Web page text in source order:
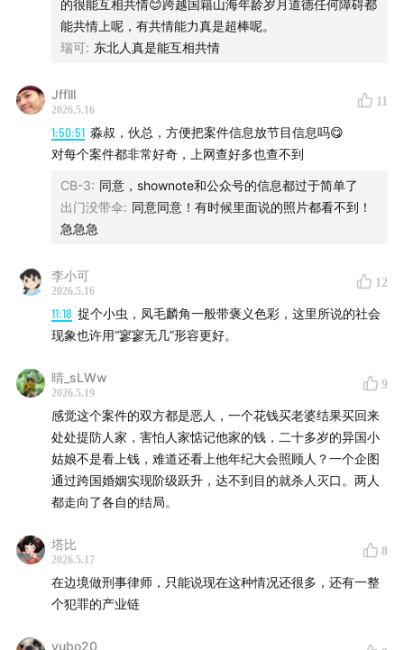
的很能互相共情😊跨越国籍山海年龄岁月道德任何障碍都
能共情上呢，有共情能力真是超棒呢。
瑞可: 东北人真是能互相共情
Jfflll
2026.5.16
11
1:50:51 淼叔，伙总，方便把案件信息放节目信息吗😋
对每个案件都非常好奇，上网查好多也查不到
CB-3: 同意，shownote和公众号的信息都过于简单了
出门没带伞: 同意同意！有时候里面说的照片都看不到！
急急急
李小可
2026.5.16
12
11:18 捉个小虫，凤毛麟角一般带褒义色彩，这里所说的社会
现象也许用“寥寥无几”形容更好。
晴_sLWw
2026.5.19
9
感觉这个案件的双方都是恶人，一个花钱买老婆结果买回来
处处提防人家，害怕人家惦记他家的钱，二十多岁的异国小
姑娘不是看上钱，难道还看上他年纪大会照顾人？一个企图
通过跨国婚姻实现阶级跃升，达不到目的就杀人灭口。两人
都走向了各自的结局。
塔比
2026.5.17
8
在边境做刑事律师，只能说现在这种情况还很多，还有一整
个犯罪的产业链
yubo20